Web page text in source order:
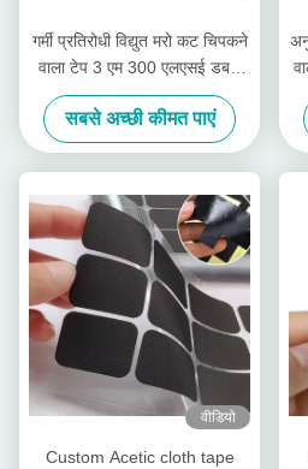
गर्मी प्रतिरोधी विद्युत मरो कट चिपकने
वाला टेप 3 एम 300 एलएसई डबल
पक्षीय पीईटी चिपकने वाला टेप:
सबसे अच्छी कीमत पाएं
वीडियो
Custom Acetic cloth tape